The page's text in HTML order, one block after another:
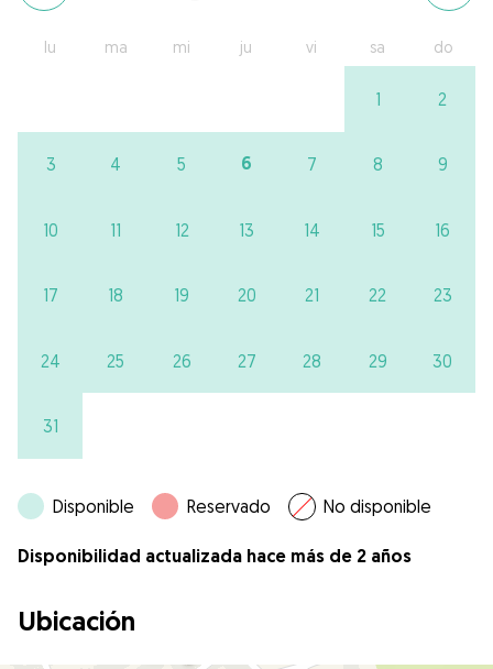
lu ma mi ju vi sa do
1 2
3 4 5 6 7 8 9
10 11 12 13 14 15 16
17 18 19 20 21 22 23
24 25 26 27 28 29 30
31
Disponible Reservado No disponible
Disponibilidad actualizada hace más de 2 años
Ubicación